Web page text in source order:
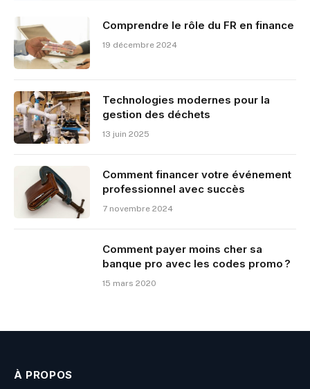
Comprendre le rôle du FR en finance
19 décembre 2024
Technologies modernes pour la
gestion des déchets
13 juin 2025
Comment financer votre événement
professionnel avec succès
7 novembre 2024
Comment payer moins cher sa
banque pro avec les codes promo ?
15 mars 2020
À PROPOS